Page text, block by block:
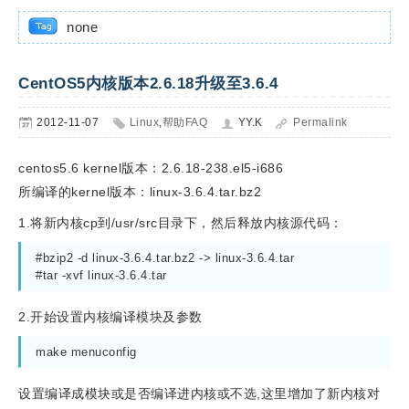
none
CentOS5内核版本2.6.18升级至3.6.4
2012-11-07 Linux,帮助FAQ YY.K Permalink
centos5.6 kernel版本：2.6.18-238.el5-i686
所编译的kernel版本：linux-3.6.4.tar.bz2
1.将新内核cp到/usr/src目录下，然后释放内核源代码：
#bzip2 -d linux-3.6.4.tar.bz2 -> linux-3.6.4.tar
#tar -xvf linux-3.6.4.tar
2.开始设置内核编译模块及参数
make menuconfig
设置编译成模块或是否编译进内核或不选,这里增加了新内核对